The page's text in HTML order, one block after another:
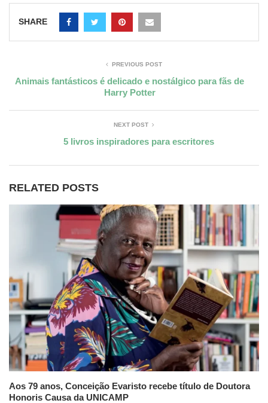
SHARE
PREVIOUS POST
Animais fantásticos é delicado e nostálgico para fãs de
Harry Potter
NEXT POST
5 livros inspiradores para escritores
RELATED POSTS
Aos 79 anos, Conceição Evaristo recebe título de Doutora
Honoris Causa da UNICAMP